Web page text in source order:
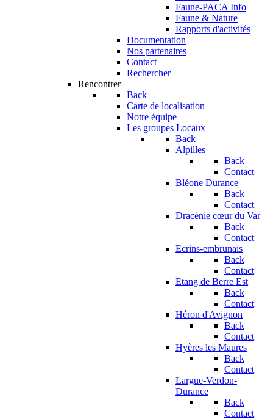
Faune-PACA Info
Faune & Nature
Rapports d'activités
Documentation
Nos partenaires
Contact
Rechercher
Rencontrer
Back
Carte de localisation
Notre équipe
Les groupes Locaux
Back
Alpilles
Back
Contact
Bléone Durance
Back
Contact
Dracénie cœur du Var
Back
Contact
Ecrins-embrunais
Back
Contact
Etang de Berre Est
Back
Contact
Héron d'Avignon
Back
Contact
Hyères les Maures
Back
Contact
Largue-Verdon-
Durance
Back
Contact